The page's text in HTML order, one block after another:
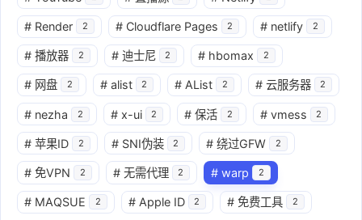
# Render 2 # Cloudflare Pages 2 # netlify 2
# 播放器 2 # 迪士尼 2 # hbomax 2
# 网盘 2 # alist 2 # AList 2 # 云服务器 2
# nezha 2 # x-ui 2 # 保活 2 # vmess 2
# 苹果ID 2 # SNI伪装 2 # 绕过GFW 2
# 免VPN 2 # 无需代理 2 # warp 2
# MAQSUE 2 # Apple ID 2 # 免费工具 2